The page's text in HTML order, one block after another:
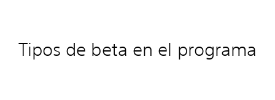
Tipos de beta en el programa